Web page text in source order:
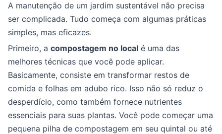
A manutenção de um jardim sustentável não precisa
ser complicada. Tudo começa com algumas práticas
simples, mas eficazes.
Primeiro, a compostagem no local é uma das
melhores técnicas que você pode aplicar.
Basicamente, consiste em transformar restos de
comida e folhas em adubo rico. Isso não só reduz o
desperdício, como também fornece nutrientes
essenciais para suas plantas. Você pode começar uma
pequena pilha de compostagem em seu quintal ou até